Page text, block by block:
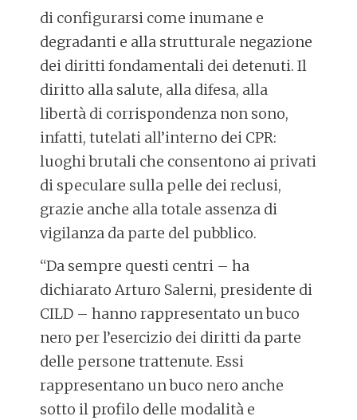
di configurarsi come inumane e
degradanti e alla strutturale negazione
dei diritti fondamentali dei detenuti. Il
diritto alla salute, alla difesa, alla
libertà di corrispondenza non sono,
infatti, tutelati all’interno dei CPR:
luoghi brutali che consentono ai privati
di speculare sulla pelle dei reclusi,
grazie anche alla totale assenza di
vigilanza da parte del pubblico.
“Da sempre questi centri – ha
dichiarato Arturo Salerni, presidente di
CILD – hanno rappresentato un buco
nero per l’esercizio dei diritti da parte
delle persone trattenute. Essi
rappresentano un buco nero anche
sotto il profilo delle modalità e